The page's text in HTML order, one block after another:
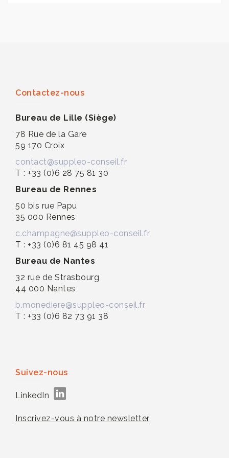
Contactez-nous
Bureau de Lille (Siège)
78 Rue de la Gare
59 170 Croix
contact@suppleo-conseil.fr
T : +33 (0)6 28 75 81 30
Bureau de Rennes
50 bis rue Papu
35 000 Rennes
c.champagne@suppleo-conseil.fr
T : +33 (0)6 81 45 98 41
Bureau de Nantes
32 rue de Strasbourg
44 000 Nantes
b.monediere@suppleo-conseil.fr
T : +33 (0)6 82 73 91 38
Suivez-nous
LinkedIn
Inscrivez-vous à notre newsletter